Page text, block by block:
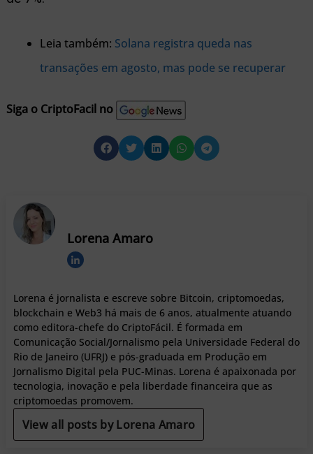
Leia também: Solana registra queda nas
transações em agosto, mas pode se recuperar
Siga o CriptoFacil no
Lorena Amaro
Lorena é jornalista e escreve sobre Bitcoin, criptomoedas,
blockchain e Web3 há mais de 6 anos, atualmente atuando
como editora-chefe do CriptoFácil. É formada em
Comunicação Social/Jornalismo pela Universidade Federal do
Rio de Janeiro (UFRJ) e pós-graduada em Produção em
Jornalismo Digital pela PUC-Minas. Lorena é apaixonada por
tecnologia, inovação e pela liberdade financeira que as
criptomoedas promovem.
View all posts by Lorena Amaro